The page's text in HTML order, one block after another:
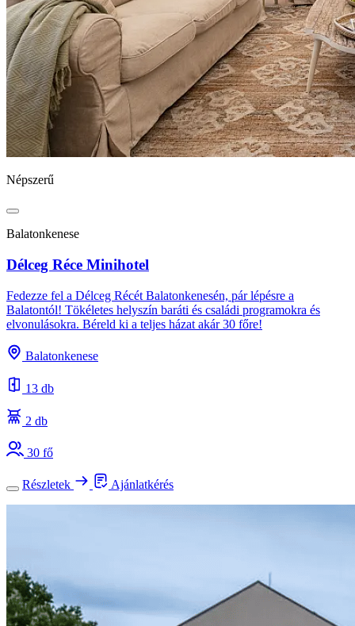
Népszerű
Balatonkenese
Délceg Réce Minihotel
Fedezze fel a Délceg Récét Balatonkenesén, pár lépésre a
Balatontól! Tökéletes helyszín baráti és családi programokra és
elvonulásokra. Béreld ki a teljes házat akár 30 főre!
Balatonkenese
13 db
2 db
30 fő
Részletek Ajánlatkérés